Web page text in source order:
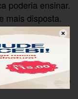
poderia ensinar.
mais disposta.
de uma
me veem de
mais parar
Quero
não esquecer”